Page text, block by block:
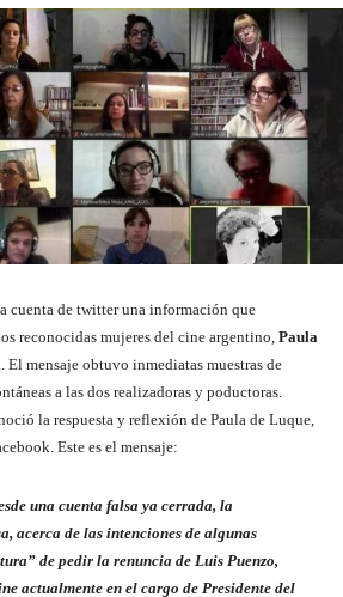
cuenta de twitter una información que
reconocidas mujeres del cine argentino, Paula
. El mensaje obtuvo inmediatas muestras de
a las dos realizadoras y poductoras.
la respuesta y reflexión de Paula de Luque,
Este es el mensaje:
una cuenta falsa ya cerrada, la
acerca de las intenciones de algunas
de pedir la renuncia de Luis Puenzo,
actualmente en el cargo de Presidente del